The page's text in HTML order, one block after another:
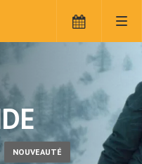
NOUVEAUTÉ